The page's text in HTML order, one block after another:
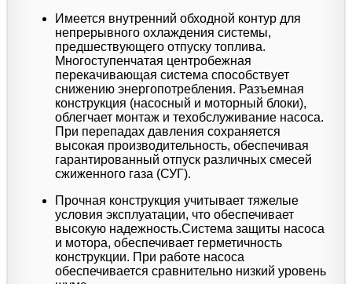
Имеется внутренний обходной контур для
непрерывного охлаждения системы,
предшествующего отпуску топлива.
Многоступенчатая центробежная
перекачивающая система способствует
снижению энергопотребления. Разъемная
конструкция (насосный и моторный блоки),
облегчает монтаж и техобслуживание насоса.
При перепадах давления сохраняется
высокая производительность, обеспечивая
гарантированный отпуск различных смесей
сжиженного газа (СУГ).
Прочная конструкция учитывает тяжелые
условия эксплуатации, что обеспечивает
высокую надежность.Система защиты насоса
и мотора, обеспечивает герметичность
конструкции. При работе насоса
обеспечивается сравнительно низкий уровень